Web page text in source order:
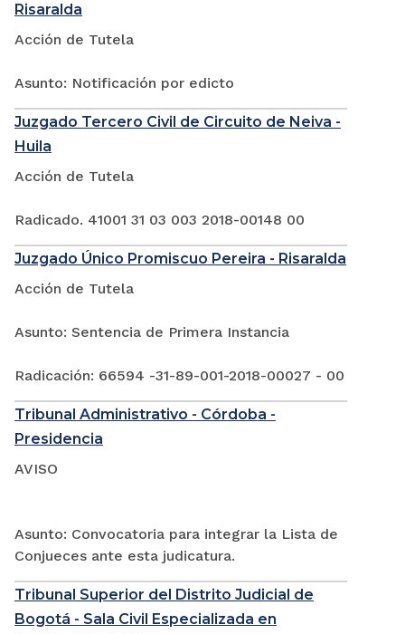
Risaralda
Acción de Tutela
Asunto: Notificación por edicto
Juzgado Tercero Civil de Circuito de Neiva -
Huila
Acción de Tutela
Radicado. 41001 31 03 003 2018-00148 00
Juzgado Único Promiscuo Pereira - Risaralda
Acción de Tutela
Asunto: Sentencia de Primera Instancia
Radicación: 66594 -31-89-001-2018-00027 - 00
Tribunal Administrativo - Córdoba -
Presidencia
AVISO
Asunto: Convocatoria para integrar la Lista de
Conjueces ante esta judicatura.
Tribunal Superior del Distrito Judicial de
Bogotá - Sala Civil Especializada en